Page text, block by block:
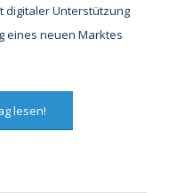
digitaler Unterstützung
eines neuen Marktes
lesen!